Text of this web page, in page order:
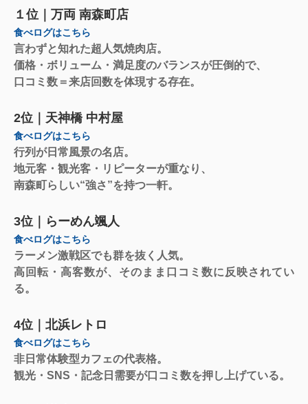
１位｜万両 南森町店
食べログはこちら
言わずと知れた超人気焼肉店。
価格・ボリューム・満足度のバランスが圧倒的で、
口コミ数＝来店回数を体現する存在。
2位｜天神橋 中村屋
食べログはこちら
行列が日常風景の名店。
地元客・観光客・リピーターが重なり、
南森町らしい“強さ”を持つ一軒。
3位｜らーめん颯人
食べログはこちら
ラーメン激戦区でも群を抜く人気。
高回転・高客数が、そのまま口コミ数に反映されてい
る。
4位｜北浜レトロ
食べログはこちら
非日常体験型カフェの代表格。
観光・SNS・記念日需要が口コミ数を押し上げている。